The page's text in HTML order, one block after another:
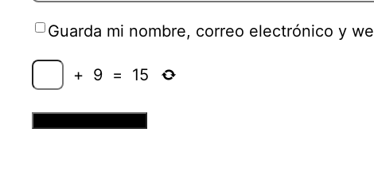
Guarda mi nombre, correo electrónico y
+ 9 = 15